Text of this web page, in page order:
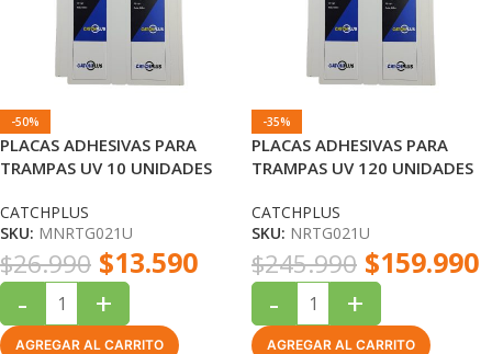
-50%
PLACAS ADHESIVAS PARA
TRAMPAS UV 10 UNIDADES
CATCHPLUS
SKU: MNRTG021U
$26.990 $13.590
- +
AGREGAR AL CARRITO
-35%
PLACAS ADHESIVAS PARA
TRAMPAS UV 120 UNIDADES
CATCHPLUS
SKU: NRTG021U
$245.990 $159.990
- +
AGREGAR AL CARRITO